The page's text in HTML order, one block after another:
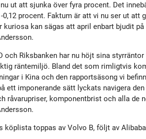
Fonder
ut att sjunka över fyra procent. Det
0,12 procent. Faktum är att vi nu ser ut att
kuriosa kan sägas att april enbart bjudit
och Riksbanken har nu höjt sina
räntemiljö. Bland det som rimligtvis
i Kina och den rapportsäsong vi
ett imponerande sätt lyckats navigera
råvarupriser, komponentbrist och alla de
köplista toppas av Volvo B, följt av